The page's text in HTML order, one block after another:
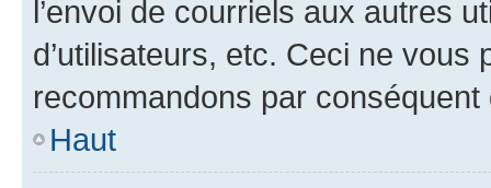
l’envoi de courriels aux autres
d’utilisateurs, etc. Ceci ne vous
recommandons par conséquent
Haut